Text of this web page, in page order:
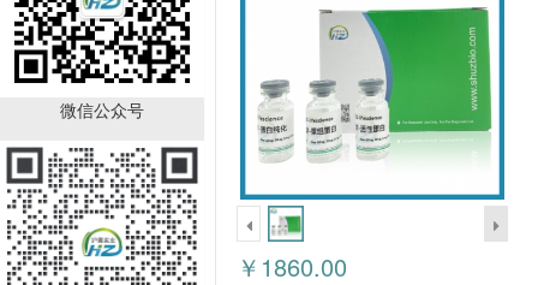
微信公众号
HZ51456AP人半乳糖凝
集素3(GAL3)活性蛋白
已有 0人购买
销量排行
￥1860.00